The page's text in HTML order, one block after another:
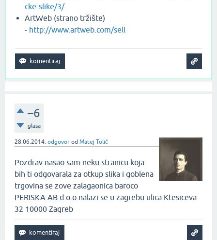
cke-slike/3/
ArtWeb (strano tržište)
- http://www.artweb.com/sell
–6
glasa
28.06.2014. odgovor od Matej Tolić
Pozdrav nasao sam neku stranicu koja
bih ti odgovarala za otkup slika i goblena
trgovina se zove zalagaonica baroco
PERISKA AB d.o.o.nalazi se u zagrebu ulica Ktesiceva
32 10000 Zagreb